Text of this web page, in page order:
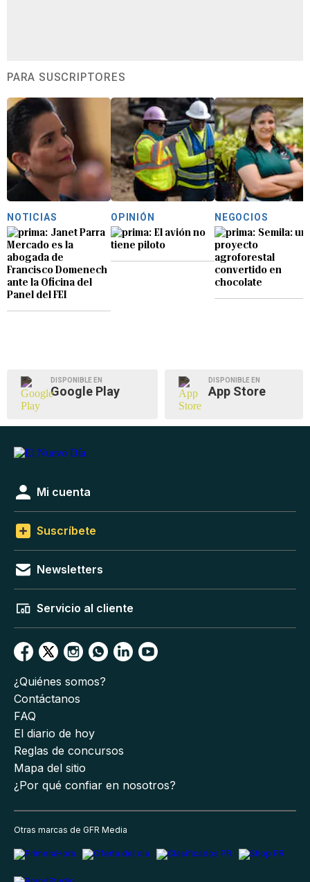
PARA SUSCRIPTORES
NOTICIAS
Janet Parra
Mercado es la
abogada de
Francisco Domenech
ante la Oficina del
Panel del FEI
OPINIÓN
El avión no
tiene piloto
NEGOCIOS
Semila: un
proyecto
agroforestal
convertido en
chocolate
DISPONIBLE EN
Google Play
DISPONIBLE EN
App Store
Mi cuenta
Suscríbete
Newsletters
Servicio al cliente
¿Quiénes somos?
Contáctanos
FAQ
El diario de hoy
Reglas de concursos
Mapa del sitio
¿Por qué confiar en nosotros?
Otras marcas de GFR Media